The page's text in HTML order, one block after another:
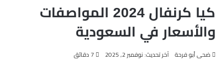
كيا كرنفال 2024 المواصفات
والأسعار في السعودية
ضحى أبو فرحة آخر تحديث: نوفمبر 2, 2025